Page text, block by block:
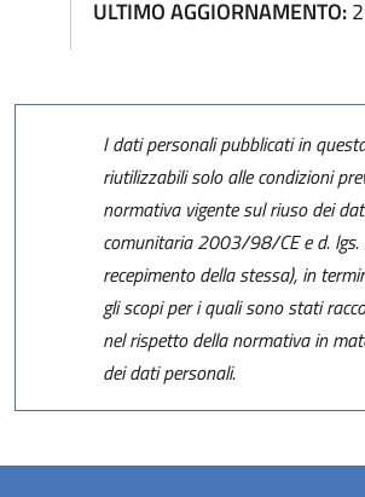
ULTIMO AGGIORNAMENTO:
I dati personali pubblicati in
riutilizzabili solo alle condizioni
normativa vigente sul riuso dei
comunitaria 2003/98/CE e d.
recepimento della stessa), in
gli scopi per i quali sono stati
nel rispetto della normativa in
dei dati personali.